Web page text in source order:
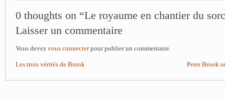
0 thoughts on “Le royaume en chantier du
Laisser un commentaire
Vous devez vous connecterpour publier un commentaire.
Les trois vérités de Brook Peter Brook